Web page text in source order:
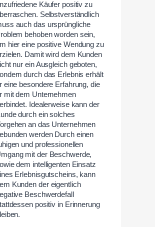
Käufer positiv zu
Selbstverständlich
auch das ursprüngliche
behoben worden sein,
hier eine positive Wendung zu
Damit wird dem Kunden
nur ein Ausgleich geboten,
durch das Erlebnis erhält
eine besondere Erfahrung, die
mit dem Unternehmen
Idealerweise kann der
durch ein solches
an das Unternehmen
werden Durch einen
und professionellen
mit der Beschwerde,
dem intelligenten Einsatz
Erlebnisgutscheins, kann
Kunden der eigentlich
Beschwerdefall
positiv in Erinnerung